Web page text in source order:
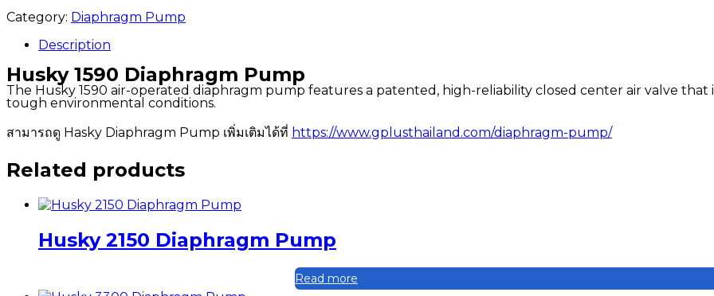
Category: Diaphragm Pump
Description
Husky 1590 Diaphragm Pump
The Husky 1590 air-operated diaphragm pump features a patented, high-reliability closed center air valve
tough environmental conditions.
สามารถดู Hasky Diaphragm Pump เพิ่มเติมได้ที่ https://www.gplusthailand.com/diaphragm-pump/
Related products
Husky 2150 Diaphragm Pump
Read more